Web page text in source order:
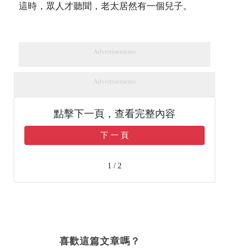
這時，眾人才聽聞，老太居然有一個兒子。
Advertisements
Advertisements
點擊下一頁，查看完整內容
下 一 頁
1 / 2
喜歡這篇文章嗎？